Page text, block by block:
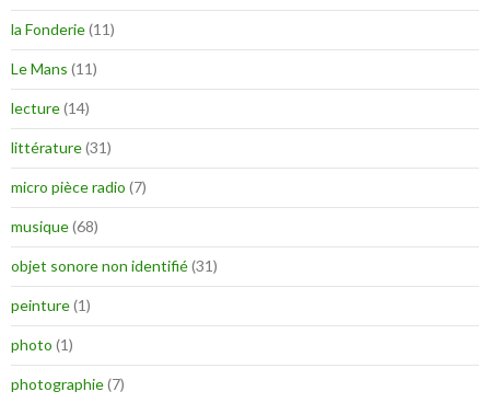
la Fonderie(11)
Le Mans (11)
lecture(14)
littérature(31)
micro pièce radio (7)
musique(68)
objet sonore non identifié(31)
peinture(1)
photo (1)
photographie(7)